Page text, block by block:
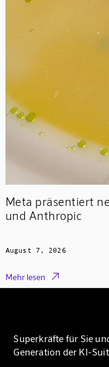
Meta präsentiert
und Anthropic
August 7, 2026
Mehr lesen 
Superkräfte für Sie
Generation der KI-